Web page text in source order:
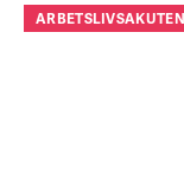
ARBETSLIVSAKUTEN